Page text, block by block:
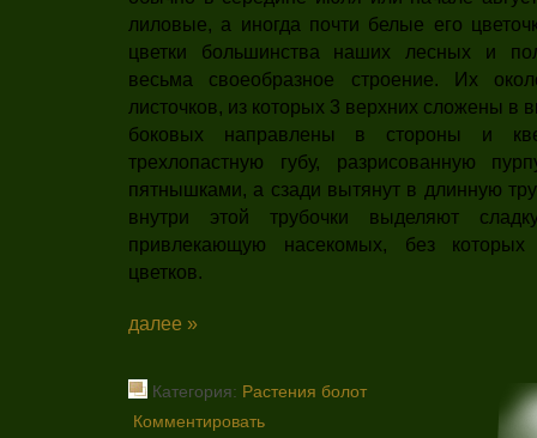
лиловые, а иногда почти белые его
цветки большинства наших лесных и
весьма своеобразное строение. Их
листочков, из которых 3 верхних сложены в
боковых направлены в стороны и
трехлопастную губу, разрисованную
пятнышками, а сзади вытянут в длинную
внутри этой трубочки выделяют
привлекающую насекомых, без
цветков.
далее »
Категория: Растения болот
Комментировать